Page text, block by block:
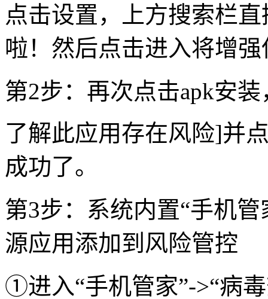
点击设置，上方搜索栏
啦！然后点击进入将增
第2步：再次点击apk安
了解此应用存在风险]并
成功了。
第3步：系统内置“手机
源应用添加到风险管控
①进入“手机管家”->“病